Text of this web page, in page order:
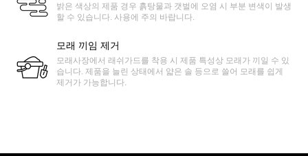
밝은 색상의 제품 경우 흙탕물과 갯벌에 오염 시 부분 변색이 발생
할 수 있습니다. 사용에 주의 바랍니다.
모래 끼임 제거
모래사장에서 래쉬가드를 착용 시 제품 특성상 모래가 끼일 수 있
습니다. 제품을 늘린 상태에서 얇은 솔 등으로 쓸어 모래를 쉽게
제거가 가능합니다.